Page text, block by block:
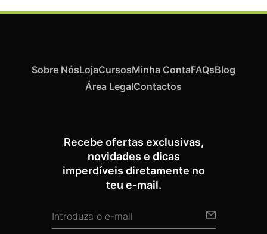
Recebe ofertas exclusivas,
novidades e dicas
imperdíveis diretamente no
teu e-mail.
Sobre NósLojaCursosMinha ContaFAQsBlog
Área LegalContactos